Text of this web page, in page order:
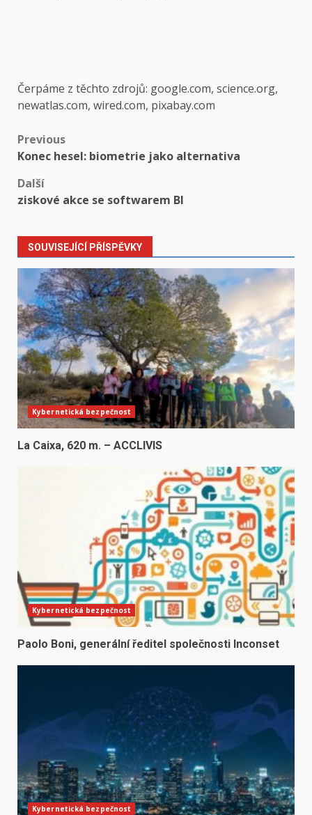
Čerpáme z těchto zdrojů: google.com, science.org,
newatlas.com, wired.com, pixabay.com
Post
Previous
Konec hesel: biometrie jako alternativa
Další
ziskové akce se softwarem BI
SOUVISEJÍCÍ PŘÍSPĚVKY
Kybernetická bezpečnost
La Caixa, 620 m. – ACCLIVIS
Kybernetická bezpečnost
Paolo Boni, generální ředitel společnosti Inconset
Kybernetická bezpečnost